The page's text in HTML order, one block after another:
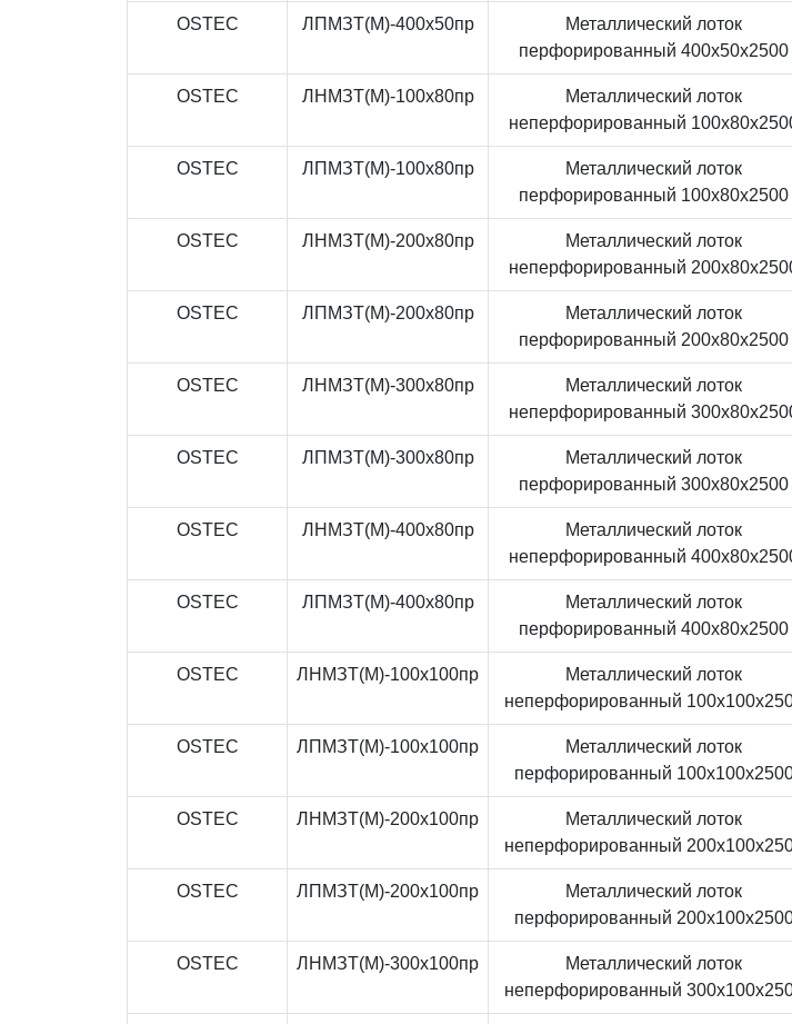
OSTEC ЛПМЗТ(М)-400x50пр
Металлический лоток
перфорированный 400x50x2500
OSTEC ЛНМЗТ(М)-100x80пр
Металлический лоток
неперфорированный
OSTEC ЛПМЗТ(М)-100x80пр
Металлический лоток
перфорированный 100x80x2500
OSTEC ЛНМЗТ(М)-200x80пр
Металлический лоток
неперфорированный
OSTEC ЛПМЗТ(М)-200x80пр
Металлический лоток
перфорированный 200x80x2500
OSTEC ЛНМЗТ(М)-300x80пр
Металлический лоток
неперфорированный
OSTEC ЛПМЗТ(М)-300x80пр
Металлический лоток
перфорированный 300x80x2500
OSTEC ЛНМЗТ(М)-400x80пр
Металлический лоток
неперфорированный
OSTEC ЛПМЗТ(М)-400x80пр
Металлический лоток
перфорированный 400x80x2500
OSTEC ЛНМЗТ(М)-100x100пр
Металлический лоток
неперфорированный
OSTEC ЛПМЗТ(М)-100x100пр
Металлический лоток
перфорированный
OSTEC ЛНМЗТ(М)-200x100пр
Металлический лоток
неперфорированный
OSTEC ЛПМЗТ(М)-200x100пр
Металлический лоток
перфорированный
OSTEC ЛНМЗТ(М)-300x100пр
Металлический лоток
неперфорированный